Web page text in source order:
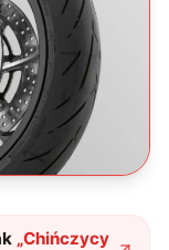
„Chińczycy